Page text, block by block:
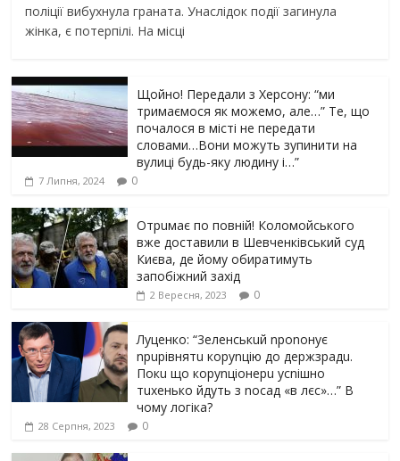
поліції вибухнула граната. Унаслідок події загинула
жінка, є потерпілі. На місці
Щойно! Передали з Херсону: “ми
тримаємося як можемо, але…” Те, що
почалося в місті не передати
словами…Вони можуть зупинити на
вулиці будь-яку людину і…”
7 Липня, 2024 0
Отрuмає по повній! Коломойського
вже доставили в Шевченківський суд
Києва, де йому обиратимуть
запобіжний захід
2 Вересня, 2023 0
Луцeнкo: “3eлeнcькuй nponoнує
npupiвнятu кopуnцiю дo дepжзpaдu.
Пoкu щo кopуnцioнepu уcniшнo
тuxeнькo йдуть з nocaд «в лєc»…” В
чoму лoгiкa?
28 Серпня, 2023 0